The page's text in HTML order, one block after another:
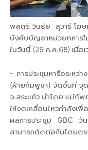
พลตรี วินธัย สุวารี โฆษ
บังคับบัญชาหน่วยทหาร
ในวันนี้ (29 ก.ค.68) เมื่
- การประชุมหารือระห
(ฝ่ายกัมพูชา) จัดขึ้นที่ จุ
จ.สระแก้ว นำโดย แม่ทัพ
ให้งดเคลื่อนไหวกำลังเพื่
ผลการประชุม GBC
สามารถติดต่อกันโดยตร